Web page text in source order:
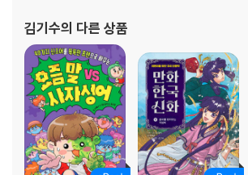
김기수의 다른 상품